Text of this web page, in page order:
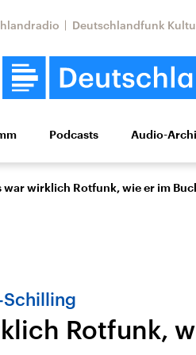
Deutschlandfunk
Wissen Kultur
Iran
Aktuelle Lage und
Podcasts Audio-
war wirklich Rotfunk, wie er im
Schilling
Rotfunk,